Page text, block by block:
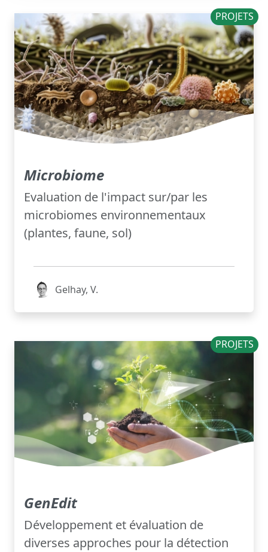
PROJETS
Microbiome
Evaluation de l'impact sur/par les
microbiomes environnementaux
(plantes, faune, sol)
Gelhay, V.
PROJETS
GenEdit
Développement et évaluation de
diverses approches pour la détection